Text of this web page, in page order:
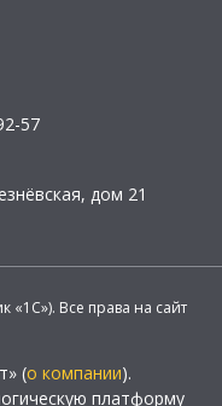
57
дом 21
Все права на сайт
(о компании).
платформу